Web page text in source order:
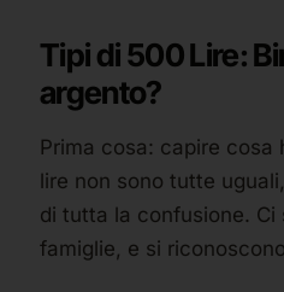
Tipi di 500 Lire:
argento?
Prima cosa: capire cosa
lire non sono tutte
di tutta la confusione. Ci
famiglie, e si